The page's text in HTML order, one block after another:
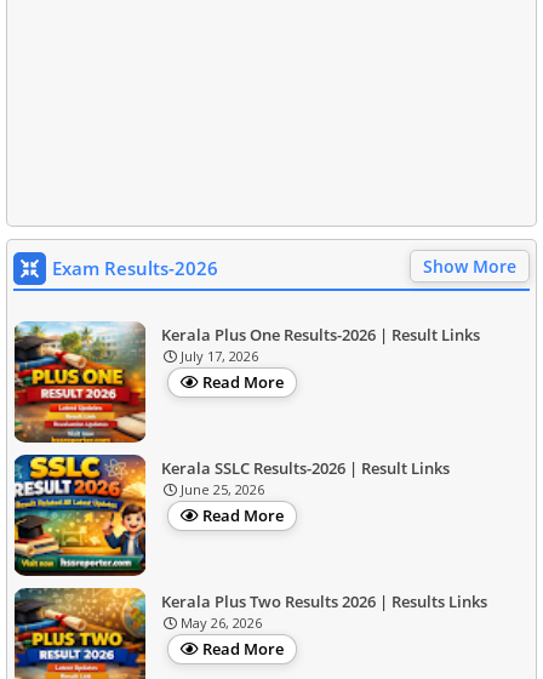
Exam Results-2026 Show More
Kerala Plus One Results-2026 | Result Links
July 17, 2026
Read More
Kerala SSLC Results-2026 | Result Links
June 25, 2026
Read More
Kerala Plus Two Results 2026 | Results Links
May 26, 2026
Read More